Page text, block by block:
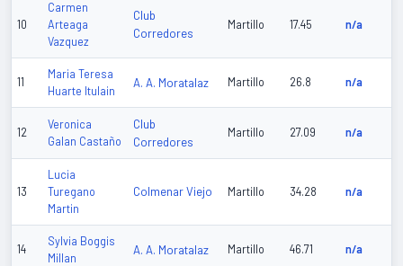
10
Carmen
Arteaga
Vazquez
Club
Corredores
Martillo 17.45 n/a
11
Maria Teresa
Huarte Itulain
A. A. Moratalaz Martillo 26.8 n/a
12
Veronica
Galan Castaño
Club
Corredores
Martillo 27.09 n/a
13
Lucia
Turegano
Martin
Colmenar Viejo Martillo 34.28 n/a
14
Sylvia Boggis
Millan
A. A. Moratalaz Martillo 46.71 n/a